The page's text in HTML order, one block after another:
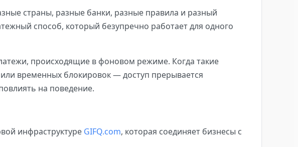
страны, разные банки, разные правила и разный
способ, который безупречно работает для одного
происходящие в фоновом режиме. Когда такие
временных блокировок — доступ прерывается
на поведение.
инфраструктуре GIFQ.com, которая соединяет бизнесы с